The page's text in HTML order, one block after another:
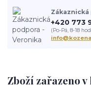
Zboží zařazeno
Zákaznická
+420 773
(Po-Pá, 8-18